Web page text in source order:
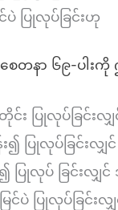
ပြုလုပ်ခြင်းဟု
တနာ ၆၉-ပါးကို
တိုင်း ပြုလုပ်ခြ
၍ ပြုလုပ်ခြင်း
ြုလုပ် ခြင်းလ
ပဲ ပြုလုပ်ခြင်း